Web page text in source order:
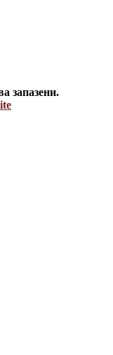
запазени.